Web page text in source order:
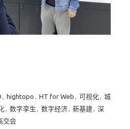
, hightopo , HT for Web , 可视化, 城
, 数字孪生 , 数字经济, 新基建, 深
交会